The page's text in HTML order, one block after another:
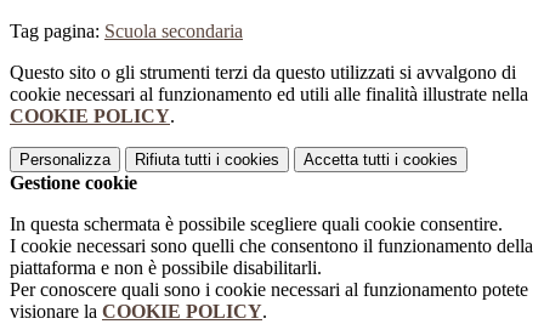
Tag pagina: Scuola secondaria
Questo sito o gli strumenti terzi da questo utilizzati si avvalgono di
cookie necessari al funzionamento ed utili alle finalità illustrate nella
COOKIE POLICY.
Personalizza Rifiuta tutti i cookies Accetta tutti i cookies
Gestione cookie
In questa schermata è possibile scegliere quali cookie consentire.
I cookie necessari sono quelli che consentono il funzionamento della
piattaforma e non è possibile disabilitarli.
Per conoscere quali sono i cookie necessari al funzionamento potete
visionare la COOKIE POLICY.